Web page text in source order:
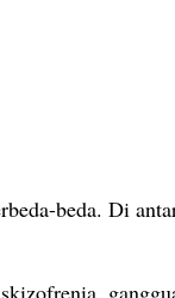
beda. Di